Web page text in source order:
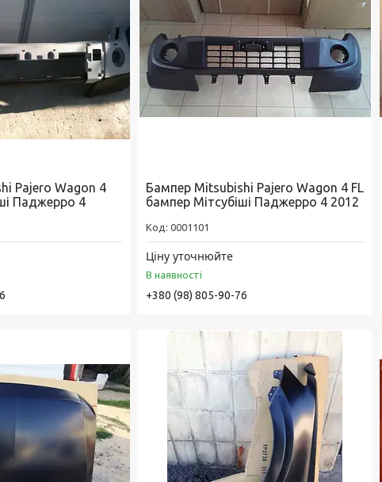
Pajero Wagon 4
Паджерро 4
Бампер Mitsubishi Pajero Wagon 4 FL
бампер Мітсубіші Паджерро 4 2012
0001101
Ціну уточнюйте
В наявності
+380 (98) 805-90-76